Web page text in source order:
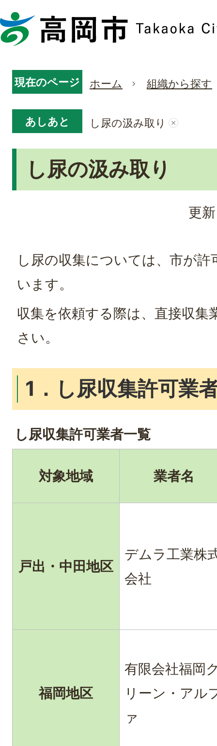
現在のページ ホーム 組織から探す
あしあと し尿の汲み取り
し尿の汲み取り
更
し尿の収集については、市が
います。
収集を依頼する際は、直接収集
さい。
1．し尿収集許可業
し尿収集許可業者一覧
対象地域 業者名
戸出・中田地区
デムラ工業株
会社
福岡地区
有限会社福岡
リーン・アル
ァ